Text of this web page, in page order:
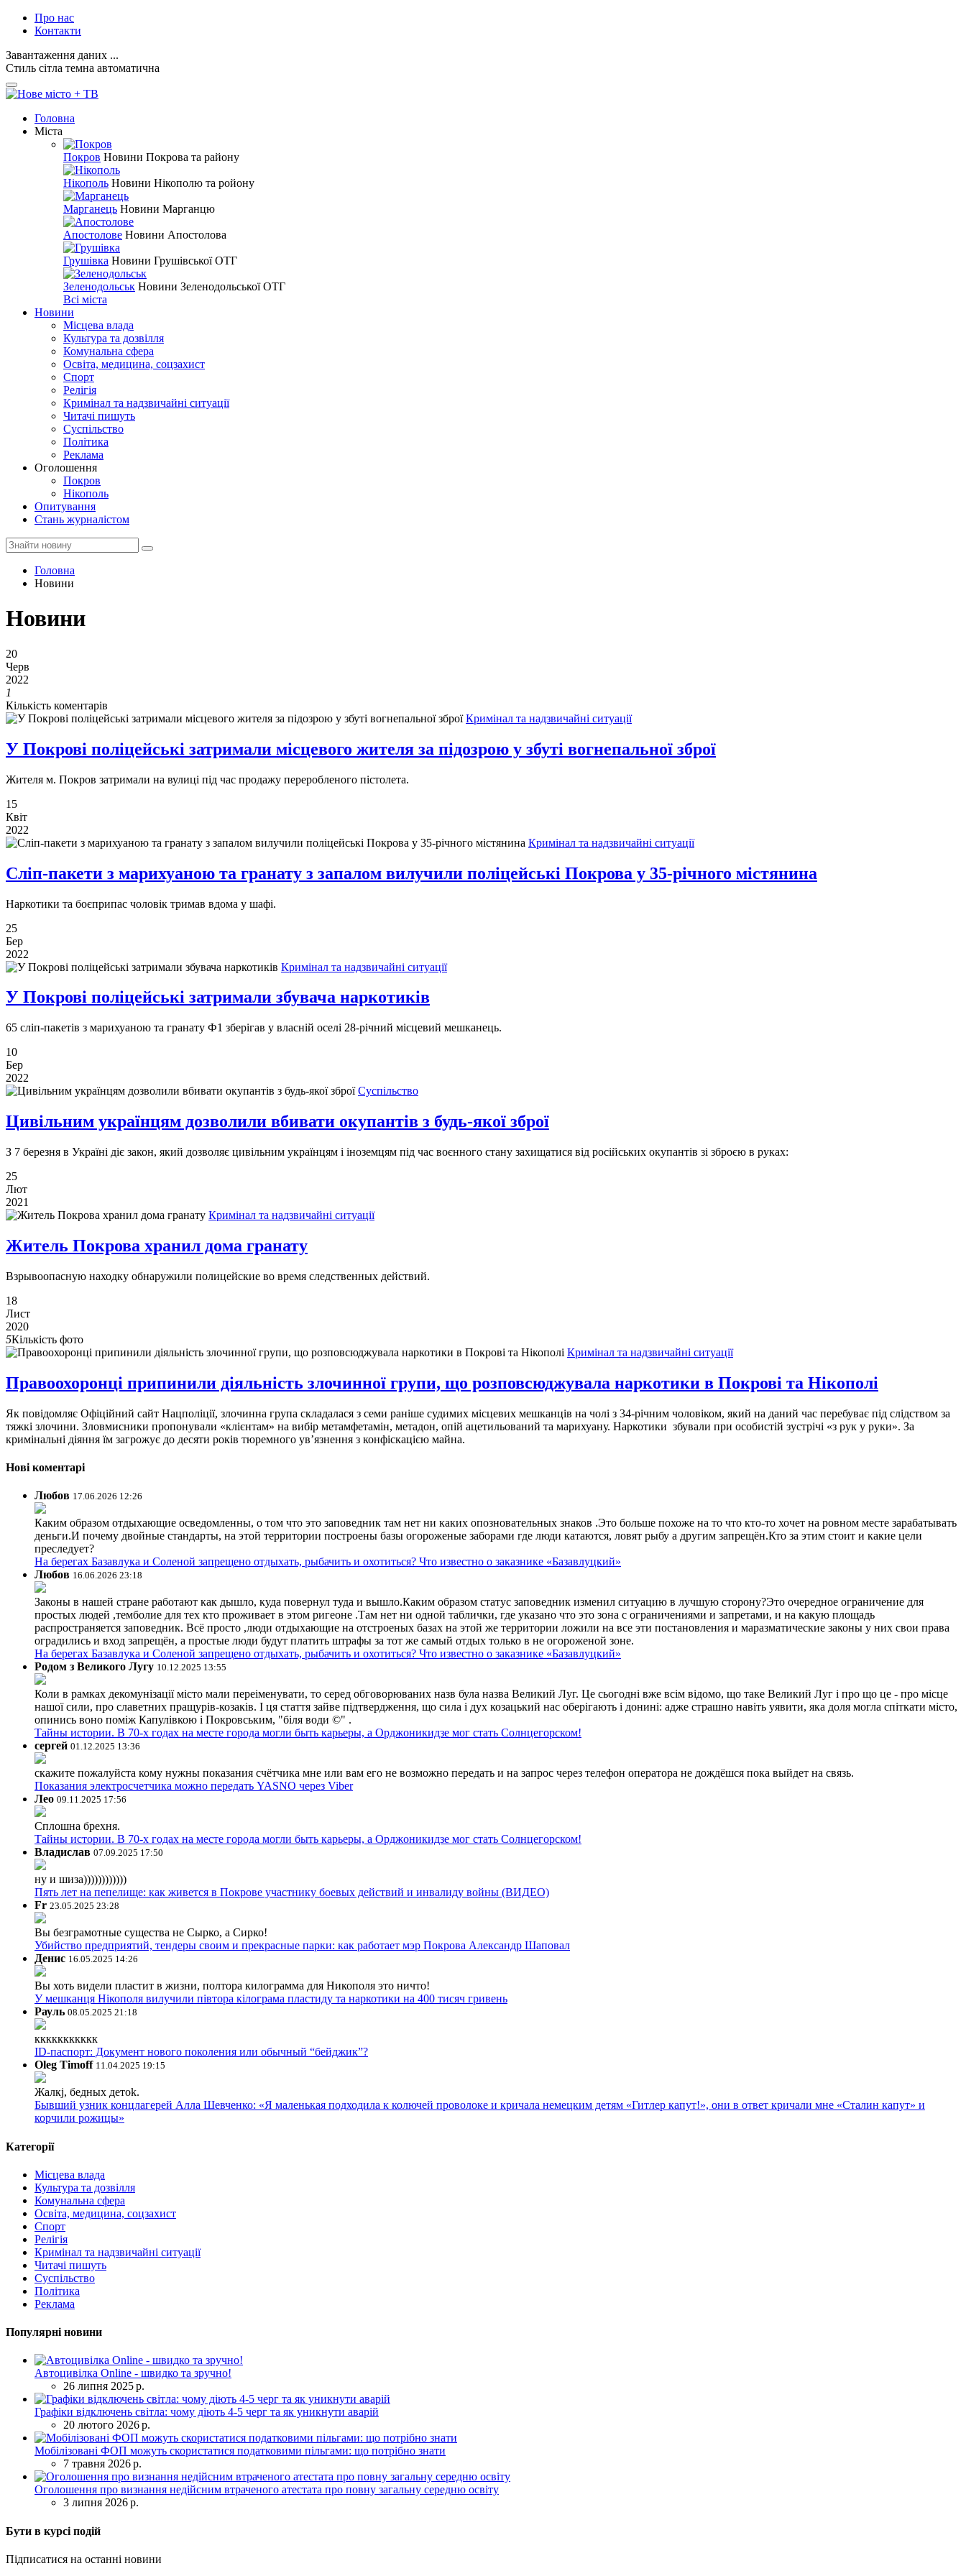
Про нас
Контакти
Завантаження даних ...
Стиль сітла темна автоматична
Головна
Міста
Покров Новини Покрова та району
Нікополь Новини Нікополю та ройону
Марганець Новини Марганцю
Апостолове Новини Апостолова
Грушівка Новини Грушівської ОТГ
Зеленодольськ Новини Зеленодольської ОТГ
Всі міста
Новини
Місцева влада
Культура та дозвілля
Комунальна сфера
Освіта, медицина, соцзахист
Спорт
Релігія
Кримінал та надзвичайні ситуації
Читачі пишуть
Суспільство
Політика
Реклама
Оголошення
Покров
Нікополь
Опитування
Стань журналістом
Головна
Новини
Новини
20
Черв
2022
1
Кількість коментарів
Кримінал та надзвичайні ситуації
У Покрові поліцейські затримали місцевого жителя за підозрою у збуті вогнепальної зброї
Жителя м. Покров затримали на вулиці під час продажу переробленого пістолета.
15
Квіт
2022
Кримінал та надзвичайні ситуації
Сліп-пакети з марихуаною та гранату з запалом вилучили поліцейські Покрова у 35-річного містянина
​​​​​​​Наркотики та боєприпас чоловік тримав вдома у шафі.
25
Бер
2022
Кримінал та надзвичайні ситуації
У Покрові поліцейські затримали збувача наркотиків
65 сліп-пакетів з марихуаною та гранату Ф1 зберігав у власній оселі 28-річний місцевий мешканець.
10
Бер
2022
Суспільство
Цивільним українцям дозволили вбивати окупантів з будь-якої зброї
З 7 березня в Україні діє закон, який дозволяє цивільним українцям і іноземцям під час воєнного стану захищатися від російських окупантів зі зброєю в руках:
25
Лют
2021
Кримінал та надзвичайні ситуації
Житель Покрова хранил дома гранату
Взрывоопасную находку обнаружили полицейские во время следственных действий.
18
Лист
2020
5Кількість фото
Кримінал та надзвичайні ситуації
Правоохоронці припинили діяльність злочинної групи, що розповсюджувала наркотики в Покрові та Нікополі
Як повідомляє Офіційний сайт Нацполіції, злочинна група складалася з семи раніше судимих місцевих мешканців на чолі з 34-річним чоловіком, який на даний час перебуває під слідством за
тяжкі злочини. Зловмисники пропонували «клієнтам» на вибір метамфетамін, метадон, опій ацетильований та марихуану. Наркотики збували при особистій зустрічі «з рук у руки». За
кримінальні діяння їм загрожує до десяти років тюремного ув’язнення з конфіскацією майна.
Нові коментарі
Любов 17.06.2026 12:26
Каким образом отдыхающие осведомленны, о том что это заповедник там нет ни каких опозновательных знаков .Это больше похоже на то что кто-то хочет на ровном месте зарабатывать
деньги.И почему двойные стандарты, на этой территории построены базы огороженые заборами где люди катаются, ловят рыбу а другим запрещён.Кто за этим стоит и какие цели
преследует?
На берегах Базавлука и Соленой запрещено отдыхать, рыбачить и охотиться? Что известно о заказнике «Базавлуцкий»
Любов 16.06.2026 23:18
Законы в нашей стране работают как дышло, куда повернул туда и вышло.Каким образом статус заповедник изменил ситуацию в лучшую сторону?Это очередное ограничение для
простых людей ,темболие для тех кто проживает в этом ригеоне .Там нет ни одной таблички, где указано что это зона с ограничениями и запретами, и на какую площадь
распространяется заповедник. Всё просто ,люди отдыхающие на отстроеных базах на этой же территории ложили на все эти постановления и маразматические законы у них свои права
оградились и вход запрещён, а простые люди будут платить штрафы за тот же самый отдых только в не огороженой зоне.
На берегах Базавлука и Соленой запрещено отдыхать, рыбачить и охотиться? Что известно о заказнике «Базавлуцкий»
Родом з Великого Лугу 10.12.2025 13:55
Коли в рамках декомунізації місто мали переіменувати, то серед обговорюваних назв була назва Великий Луг. Це сьогодні вже всім відомо, що таке Великий Луг і про що це - про місце
нашої сили, про славетних пращурів-козаків. І ця стаття зайве підтвердження, що сила і дух козацький нас оберігають і донині: адже страшно навіть уявити, яка доля могла спіткати місто,
опинись воно поміж Капулівкою і Покровським, "біля води ©" .
Тайны истории. В 70-х годах на месте города могли быть карьеры, а Орджоникидзе мог стать Солнцегорском!
сергей 01.12.2025 13:36
скажите пожалуйста кому нужны показания счётчика мне или вам его не возможно передать и на запрос через телефон оператора не дождёшся пока выйдет на связь.
Показания электросчетчика можно передать YASNO через Viber
Лео 09.11.2025 17:56
Сплошна брехня.
Тайны истории. В 70-х годах на месте города могли быть карьеры, а Орджоникидзе мог стать Солнцегорском!
Владислав 07.09.2025 17:50
ну и шиза))))))))))))
Пять лет на пепелище: как живется в Покрове участнику боевых действий и инвалиду войны (ВИДЕО)
Fr 23.05.2025 23:28
Вы безграмотные существа не Сырко, а Сирко!
Убийство предприятий, тендеры своим и прекрасные парки: как работает мэр Покрова Александр Шаповал
Денис 16.05.2025 14:26
Вы хоть видели пластит в жизни, полтора килограмма для Никополя это ничто!
У мешканця Нікополя вилучили півтора кілограма пластиду та наркотики на 400 тисяч гривень
Рауль 08.05.2025 21:18
ккккккккккк
ID-паспорт: Документ нового поколения или обычный “бейджик”?
Oleg Timoff 11.04.2025 19:15
Жалкj, бедных детok.
Бывший узник концлагерей Алла Шевченко: «Я маленькая подходила к колючей проволоке и кричала немецким детям «Гитлер капут!», они в ответ кричали мне «Сталин капут» и
корчили рожицы»
Категорії
Місцева влада
Культура та дозвілля
Комунальна сфера
Освіта, медицина, соцзахист
Спорт
Релігія
Кримінал та надзвичайні ситуації
Читачі пишуть
Суспільство
Політика
Реклама
Популярні новини
Автоцивілка Online - швидко та зручно!
26 липня 2025 р.
Графіки відключень світла: чому діють 4-5 черг та як уникнути аварій
20 лютого 2026 р.
Мобілізовані ФОП можуть скористатися податковими пільгами: що потрібно знати
7 травня 2026 р.
Оголошення про визнання недійсним втраченого атестата про повну загальну середню освіту
3 липня 2026 р.
Бути в курсі подій
Підписатися на останні новини